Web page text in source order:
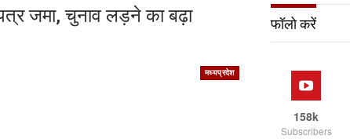
जमा, चुनाव लड़ने का बढ़ा
मध्यप्रदेश
फॉलो करें
158k
Subscribers